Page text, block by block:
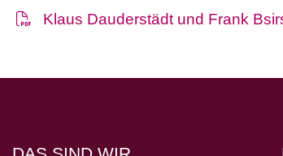
Klaus Dauderstädt und Frank